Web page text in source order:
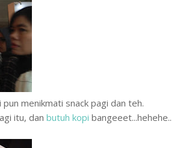
menikmati snack pagi dan teh.
itu, dan butuh kopi bangeeet...hehehe..